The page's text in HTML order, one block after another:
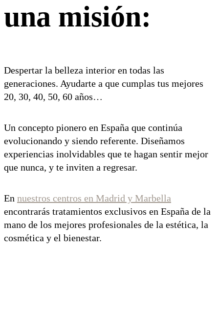
una misión:
Despertar la belleza interior en todas las
generaciones. Ayudarte a que cumplas tus mejores
20, 30, 40, 50, 60 años…
Un concepto pionero en España que continúa
evolucionando y siendo referente. Diseñamos
experiencias inolvidables que te hagan sentir mejor
que nunca, y te inviten a regresar.
En nuestros centros en Madrid y Marbella
encontrarás tratamientos exclusivos en España de la
mano de los mejores profesionales de la estética, la
cosmética y el bienestar.